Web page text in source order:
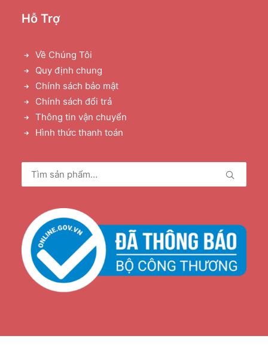
Hỗ Trợ
Về Chúng Tôi
Quy định chung
Chính sách bảo mật
Chính sách đổi trả
Thông tin vận chuyển
Hình thức thanh toán
Tìm
kiếm: